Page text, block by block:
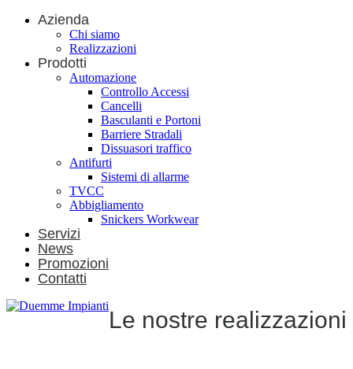
Azienda
Chi siamo
Realizzazioni
Prodotti
Automazione
Controllo Accessi
Cancelli
Basculanti e Portoni
Barriere Stradali
Dissuasori traffico
Antifurti
Sistemi di allarme
TVCC
Abbigliamento
Snickers Workwear
Servizi
News
Promozioni
Contatti
Le nostre realizzazioni